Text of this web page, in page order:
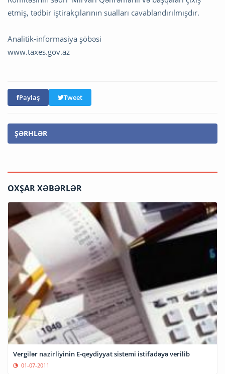
etmiş, tədbir iştirakçılarının sualları cavablandırılmışdır.
Analitik-informasiya şöbəsi
www.taxes.gov.az
Paylaş Tweet
ŞƏRHLƏR
OXŞAR XƏBƏRLƏR
Vergilər nazirliyinin E-qeydiyyat sistemi istifadəyə verilib
01-07-2011